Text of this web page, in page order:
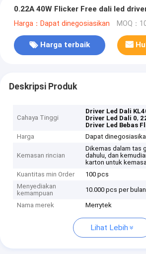
0.22A 40W Flicker Free dali led
Harga：Dapat dinegosiasikan MOQ：
Harga terbaik
Deskripsi Produk
Cahaya Tinggi
Driver Led Dali
Driver Led Dali 0,
Driver Led Bebas
Harga
Dapat
Kemasan rincian
Dikemas dalam tas
dahulu, dan
karton untuk
Kuantitas min Order
100 pcs
Menyediakan
kemampuan
10.000 pcs per bulan
Nama merek Merrytek
Lihat Lebih